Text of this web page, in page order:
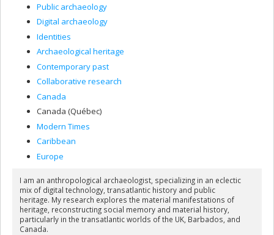
Public archaeology
Digital archaeology
Identities
Archaeological heritage
Contemporary past
Collaborative research
Canada
Canada (Québec)
Modern Times
Caribbean
Europe
I am an anthropological archaeologist, specializing in an eclectic
mix of digital technology, transatlantic history and public
heritage. My research explores the material manifestations of
heritage, reconstructing social memory and material history,
particularly in the transatlantic worlds of the UK, Barbados, and
Canada.